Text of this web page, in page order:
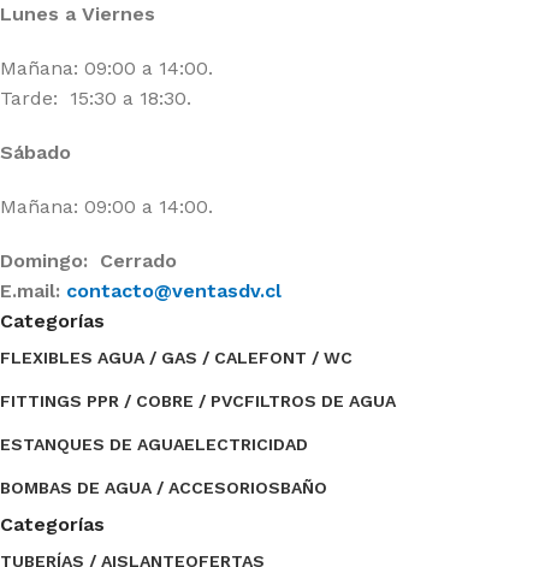
Lunes a Viernes
Mañana: 09:00 a 14:00.
Tarde: 15:30 a 18:30.
Sábado
Mañana: 09:00 a 14:00.
Domingo: Cerrado
E.mail: contacto@ventasdv.cl
Categorías
FLEXIBLES AGUA / GAS / CALEFONT / WC
FITTINGS PPR / COBRE / PVCFILTROS DE AGUA
ESTANQUES DE AGUAELECTRICIDAD
BOMBAS DE AGUA / ACCESORIOSBAÑO
Categorías
TUBERÍAS / AISLANTEOFERTAS